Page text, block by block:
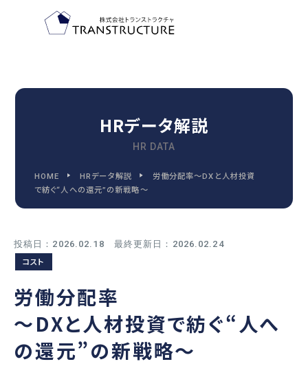
TOP-PAGE
FEATURE
トランストラクチャの特徴
2030
人事管理の9つの領域
SERVICE
HRデータ解説
HR DATA
HOME HRデータ解説
労働分配率～DXと人材投資
で紡ぐ“人への還元”の新戦略～
投稿日：2026.02.18 最終更新日：2026.02.24
コスト
労働分配率
～DXと人材投資で紡ぐ“人へ
の還元”の新戦略～